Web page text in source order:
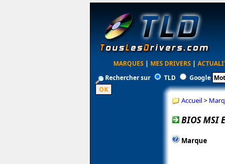
MARQUES | MES DRIVERS |
Rechercher sur
TLD Google
Accueil>
BIOS MSI
Marque